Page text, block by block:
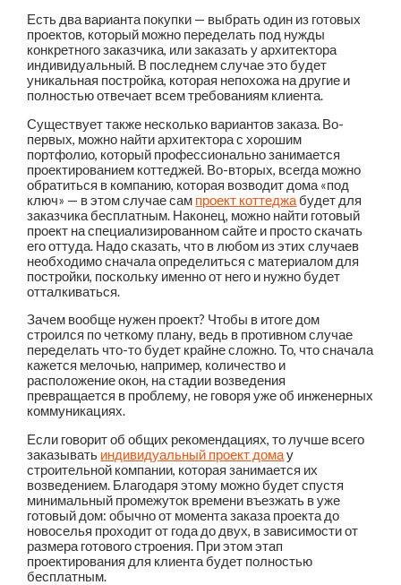
Есть два варианта покупки — выбрать один из готовых
проектов, который можно переделать под нужды
конкретного заказчика, или заказать у архитектора
индивидуальный. В последнем случае это будет
уникальная постройка, которая непохожа на другие и
полностью отвечает всем требованиям клиента.
Существует также несколько вариантов заказа. Во-
первых, можно найти архитектора с хорошим
портфолио, который профессионально занимается
проектированием коттеджей. Во-вторых, всегда можно
обратиться в компанию, которая возводит дома «под
ключ» — в этом случае сам проект коттеджа будет для
заказчика бесплатным. Наконец, можно найти готовый
проект на специализированном сайте и просто скачать
его оттуда. Надо сказать, что в любом из этих случаев
необходимо сначала определиться с материалом для
постройки, поскольку именно от него и нужно будет
отталкиваться.
Зачем вообще нужен проект? Чтобы в итоге дом
строился по четкому плану, ведь в противном случае
переделать что-то будет крайне сложно. То, что сначала
кажется мелочью, например, количество и
расположение окон, на стадии возведения
превращается в проблему, не говоря уже об инженерных
коммуникациях.
Если говорит об общих рекомендациях, то лучше всего
заказывать индивидуальный проект домау
строительной компании, которая занимается их
возведением. Благодаря этому можно будет спустя
минимальный промежуток времени въезжать в уже
готовый дом: обычно от момента заказа проекта до
новоселья проходит от года до двух, в зависимости от
размера готового строения. При этом этап
проектирования для клиента будет полностью
бесплатным.